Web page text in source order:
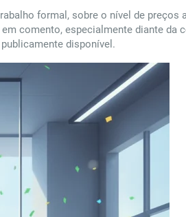
formal, sobre o nível de preços
comento, especialmente diante da
disponível.